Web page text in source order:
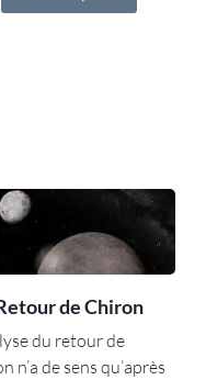
de Chiron
du retour de
n’a de sens qu’après